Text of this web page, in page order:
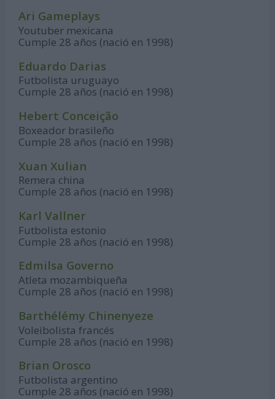
Ari Gameplays
Youtuber mexicana
Cumple 28 años (nació en 1998)
Eduardo Darias
Futbolista uruguayo
Cumple 28 años (nació en 1998)
Hebert Conceição
Boxeador brasileño
Cumple 28 años (nació en 1998)
Xuan Xulian
Remera china
Cumple 28 años (nació en 1998)
Karl Vallner
Futbolista estonio
Cumple 28 años (nació en 1998)
Edmilsa Governo
Atleta mozambiqueña
Cumple 28 años (nació en 1998)
Barthélémy Chinenyeze
Voleibolista francés
Cumple 28 años (nació en 1998)
Brian Orosco
Futbolista argentino
Cumple 28 años (nació en 1998)